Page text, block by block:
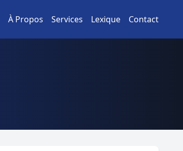
À Propos Services Lexique Contact